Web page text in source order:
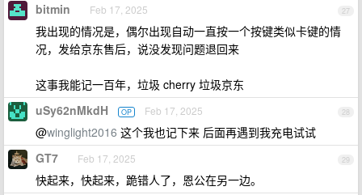
27
bitmin Feb 17, 2025
我出现的情况是，偶尔出现自动一直按一个按键类似卡键的情
况，发给京东售后，说没发现问题退回来
这事我能记一百年，垃圾 cherry 垃圾京东
28
uSy62nMkdH OP Feb 17, 2025
@winglight2016 这个我也记下来 后面再遇到我充电试试
29
GT7 Feb 17, 2025
快起来，快起来，跪错人了，恩公在另一边。